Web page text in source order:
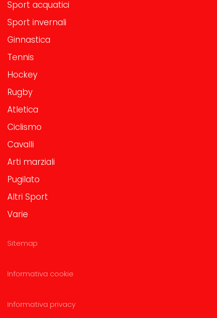
Sport acquatici
Sport invernali
Ginnastica
Tennis
Hockey
Rugby
Atletica
Ciclismo
Cavalli
Arti marziali
Pugilato
Altri Sport
Varie
Sitemap
Informativa cookie
Informativa privacy